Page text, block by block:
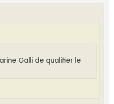
Galli de qualifier le